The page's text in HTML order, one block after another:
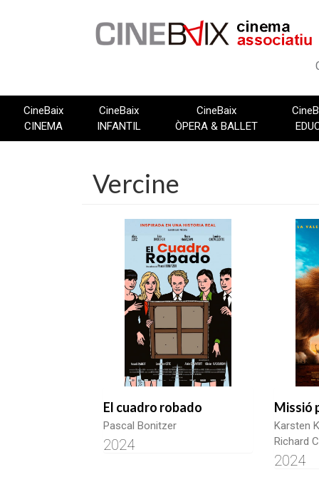
CineBaix
CINEMA
CineBaix
INFANTIL
CineBaix
ÒPERA & BALLET
Vercine
El cuadro robado
Pascal Bonitzer
2024
Missió
Karsten
Richard
2024